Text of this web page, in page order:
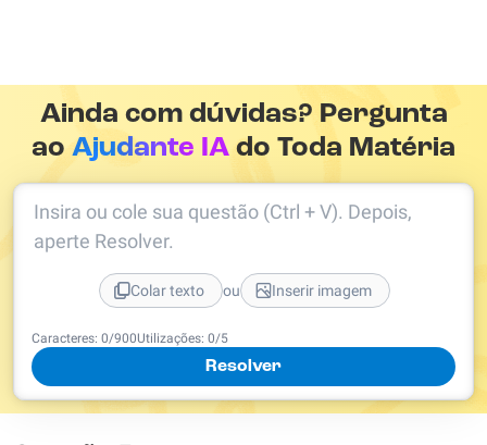
Ainda com dúvidas? Pergunta
aoAjudante IA do Toda Matéria
Caracteres: 0/900Utilizações: 0/5
Resolver
Insira ou cole sua questão (Ctrl + V). Depois,
aperte Resolver.
Colar texto ou Inserir imagem